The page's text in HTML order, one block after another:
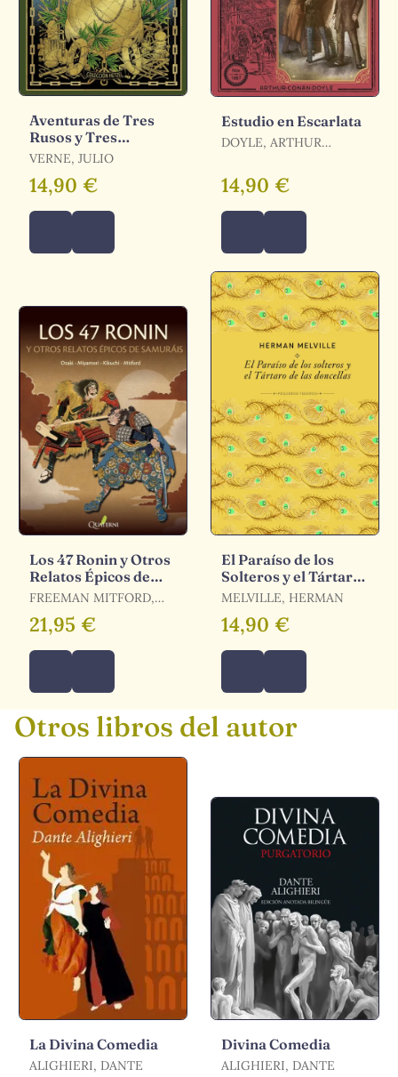
Aventuras de Tres
Rusos y Tres
Ingleses en el África
Austral
VERNE, JULIO
14,90 €
Estudio en Escarlata
DOYLE, ARTHUR
14,90 €
Los 47 Ronin y Otros
Relatos Épicos de
Samuráis
FREEMAN MITFORD,
ALGERNON B. /
KIKUCHI, KA /
/ MITFORD, A.B.
21,95 €
El Paraíso de los
Solteros y el Tártaro
de las Doncellas
MELVILLE, HERMAN
14,90 €
Otros libros del autor
La Divina Comedia
ALIGHIERI, DANTE
Divina Comedia
ALIGHIERI, DANTE